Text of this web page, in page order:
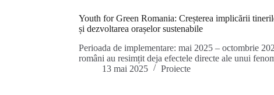
Youth for Green Romania: Creșterea implicării
și dezvoltarea orașelor sustenabile
Perioada de implementare: mai 2025 – octombrie
români au resimțit deja efectele directe ale unui
13 mai 2025
Proiecte